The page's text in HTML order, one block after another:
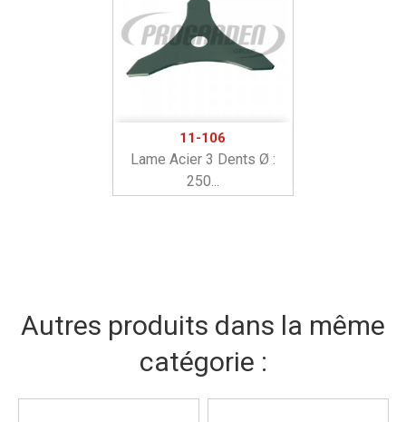
11-106
Lame Acier 3 Dents Ø :
250...
Autres produits dans la même
catégorie :